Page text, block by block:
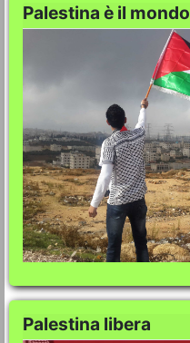
Palestina è il mondo
Palestina libera